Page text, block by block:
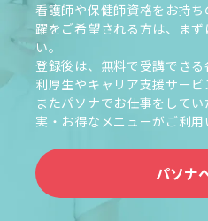
看護師や保健師資格をお持
躍をご希望される方は、ま
い。
登録後は、無料で受講でき
利厚生やキャリア支援サービ
またパソナでお仕事をして
実・お得なメニューがご利用
パソナ